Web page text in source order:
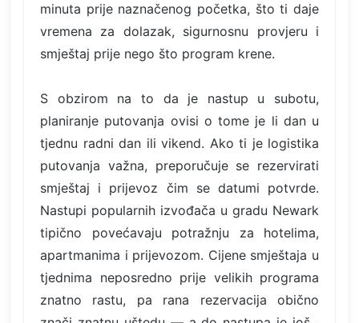
minuta prije naznačenog početka, što ti daje
vremena za dolazak, sigurnosnu provjeru i
smještaj prije nego što program krene.
S obzirom na to da je nastup u subotu,
planiranje putovanja ovisi o tome je li dan u
tjednu radni dan ili vikend. Ako ti je logistika
putovanja važna, preporučuje se rezervirati
smještaj i prijevoz čim se datumi potvrde.
Nastupi popularnih izvođača u gradu Newark
tipično povećavaju potražnju za hotelima,
apartmanima i prijevozom. Cijene smještaja u
tjednima neposredno prije velikih programa
znatno rastu, pa rana rezervacija obično